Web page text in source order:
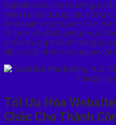
Nghiên cứu thị trường,
hiện tại, sử dụng các công
khảo sát trực tuyến là
rõ hơn về đối tượng mục
chân dung khách hàng
để có cái nhìn trực quan và
Tối Ưu Hóa
Chắc Cho Thành